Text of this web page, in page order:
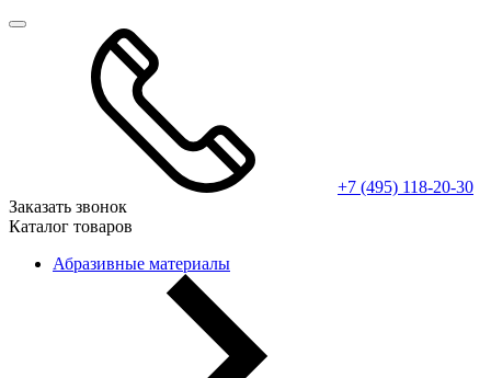
+7 (495) 118-20-30
Заказать звонок
Каталог товаров
Абразивные материалы